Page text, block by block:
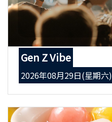
Gen Z Vibe
2026年08月29日(星期六)